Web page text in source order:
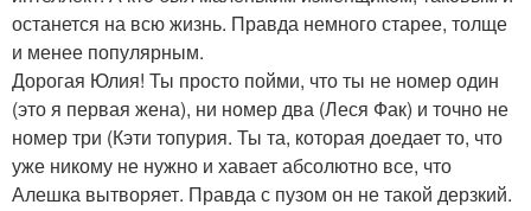
останется на всю жизнь. Правда немного старее, толще
и менее популярным.
Дорогая Юлия! Ты просто пойми, что ты не номер один
(это я первая жена), ни номер два (Леся Фак) и точно не
номер три (Кэти топурия. Ты та, которая доедает то, что
уже никому не нужно и хавает абсолютно все, что
Алешка вытворяет. Правда с пузом он не такой дерзкий.